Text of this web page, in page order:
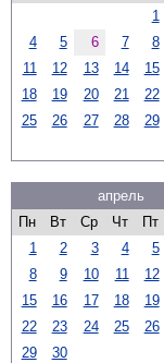
1
4
5 6 7 8
11
12 13 14 15
18
19 20 21 22
25
26 27 28 29
апрель
Пн
Вт Ср Чт Пт
1
2 3 4 5
8
9 10 11 12
15
16 17 18 19
22
23 24 25 26
29
30